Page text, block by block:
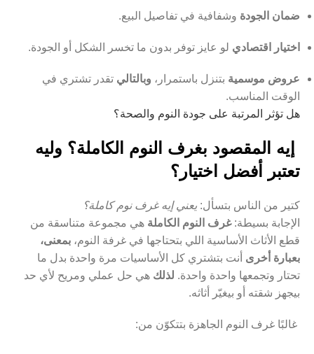
ضمان الجودة وشفافية في تفاصيل البيع.
اختيار اقتصادي لو عايز توفر بدون ما تخسر الشكل أو الجودة.
عروض موسمية بتنزل باستمرار، وبالتالي تقدر تشتري في
الوقت المناسب.
هل تؤثر المرتبة على جودة النوم والصحة؟
إيه المقصود بغرف النوم الكاملة؟ وليه
تعتبر أفضل اختيار؟
كتير من الناس بتسأل: يعني إيه غرف نوم كاملة؟
الإجابة بسيطة:غرف النوم الكاملة هي مجموعة متناسقة من
قطع الأثاث الأساسية اللي بتحتاجها في غرفة النوم، بمعنى،
بعبارة أخرى أنت بتشتري كل الأساسيات مرة واحدة بدل ما
تحتار وتجمعها واحدة واحدة. لذلك هي حل عملي ومريح لأي حد
بيجهز شقته أو بيغيّر أثاثه.
غالبًا غرف النوم الجاهزة بتتكوّن من: